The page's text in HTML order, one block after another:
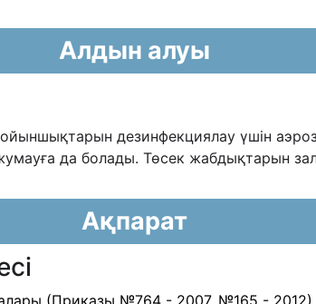
Алдын алуы
дезинфекциялау үшін
да болады. Төсек жабдықтарын
Ақпарат